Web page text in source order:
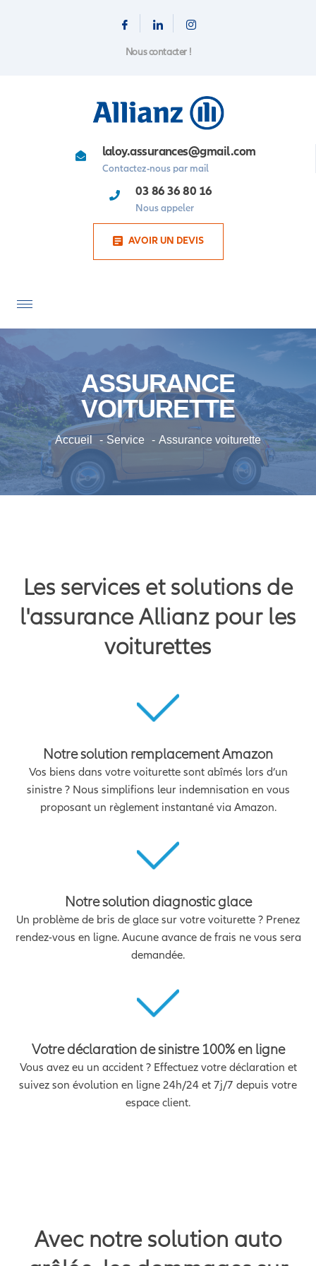
Nous contacter !
laloy.assurances@gmail.com
Contactez-nous par mail
03 86 36 80 16
Nous appeler
AVOIR UN DEVIS
ASSURANCE
VOITURETTE
Accueil Service Assurance voiturette
Les services et solutions de
l'assurance Allianz pour les
voiturettes
Notre solution remplacement Amazon
Vos biens dans votre voiturette sont abîmés lors d’un
sinistre ? Nous simplifions leur indemnisation en vous
proposant un règlement instantané via Amazon.
Notre solution diagnostic glace
Un problème de bris de glace sur votre voiturette ? Prenez
rendez-vous en ligne. Aucune avance de frais ne vous sera
demandée.
Votre déclaration de sinistre 100% en ligne
Vous avez eu un accident ? Effectuez votre déclaration et
suivez son évolution en ligne 24h/24 et 7j/7 depuis votre
espace client.
Avec notre solution auto